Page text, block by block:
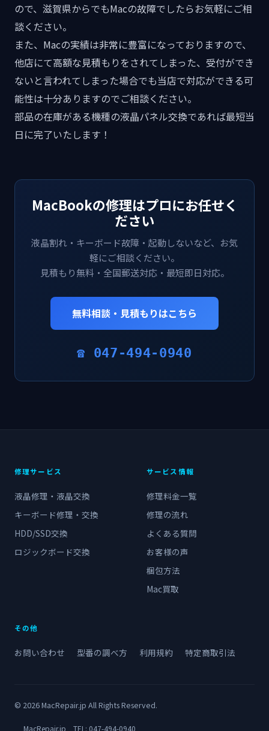
ので、滋賀県からでもMacの故障でしたらお気軽にご相
談ください。
また、Macの実績は非常に豊富になっておりますので、
他店にて高額な見積もりをされてしまった、受付ができ
ないと言われてしまった場合でも当店で対応ができる可
能性は十分ありますのでご相談ください。
部品の在庫がある機種の液晶パネル交換であれば最短当
日に完了いたします！
MacBookの修理はプロにお任せく
ださい
液晶割れ・キーボード故障・起動しないなど、お気
軽にご相談ください。
見積もり無料・全国郵送対応・最短即日対応。
無料相談・見積もりはこちら
☎ 047-494-0940
修理サービス
液晶修理・液晶交換
キーボード修理・交換
HDD/SSD交換
ロジックボード交換
サービス情報
修理料金一覧
修理の流れ
よくある質問
お客様の声
梱包方法
Mac買取
その他
お問い合わせ 型番の調べ方 利用規約 特定商取引法
© 2026 MacRepair.jp All Rights Reserved.
MacRepair.jp TEL: 047-494-0940